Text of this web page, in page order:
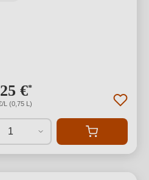
€*
L (0,75 L)
1